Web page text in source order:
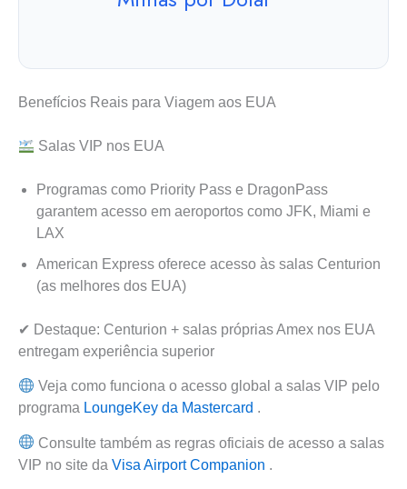
Benefícios Reais para Viagem aos EUA
Salas VIP nos EUA
Programas como Priority Pass e DragonPass
garantem acesso em aeroportos como JFK, Miami e
LAX
American Express oferece acesso às salas Centurion
(as melhores dos EUA)
✔ Destaque: Centurion + salas próprias Amex nos EUA
entregam experiência superior
Veja como funciona o acesso global a salas VIP pelo
programa LoungeKey da Mastercard .
Consulte também as regras oficiais de acesso a salas
VIP no site da Visa Airport Companion .